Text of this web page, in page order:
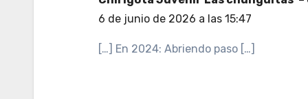
6 de junio de 2026 a las 15:47
[…] En 2024: Abriendo paso […]